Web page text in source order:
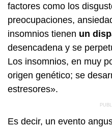
factores como los
preocupaciones,
insomnios tienen un
desencadena y se
Los insomnios, en muy
origen genético; se
estresores».
Es decir, un evento